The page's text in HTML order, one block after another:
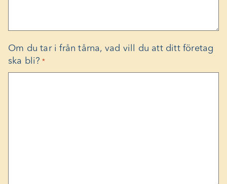
Om du tar i från tårna, vad vill du att ditt företag
ska bli? *